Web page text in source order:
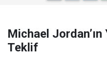
Michael Jordan’ın
Teklif